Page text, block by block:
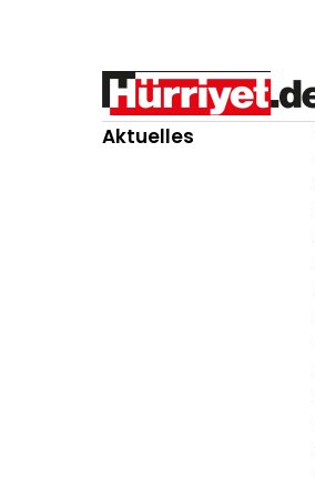
Aktuelles